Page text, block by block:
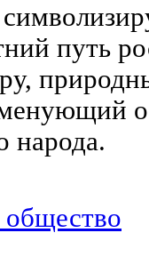
путь
народа.
общество